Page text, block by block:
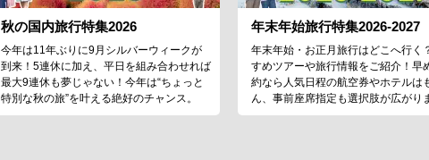
秋の国内旅行特集2026
今年は11年ぶりに9月シルバーウィークが
到来！5連休に加え、平日を組み合わせれば
最大9連休も夢じゃない！今年は“ちょっと
特別な秋の旅”を叶える絶好のチャンス。
年末年始旅行特集2026-2027
年末年始・お正月旅行はどこへ行く
すめツアーや旅行情報をご紹介！早
約なら人気日程の航空券やホテルは
ん、事前座席指定も選択肢が広がり